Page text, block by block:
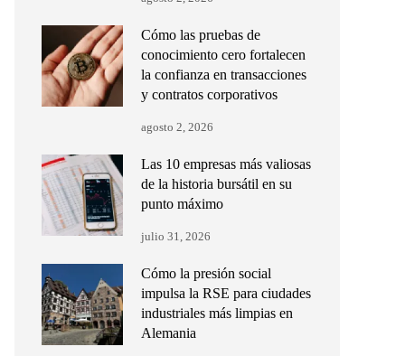
Cómo las pruebas de
conocimiento cero fortalecen
la confianza en transacciones
y contratos corporativos
agosto 2, 2026
Las 10 empresas más valiosas
de la historia bursátil en su
punto máximo
julio 31, 2026
Cómo la presión social
impulsa la RSE para ciudades
industriales más limpias en
Alemania